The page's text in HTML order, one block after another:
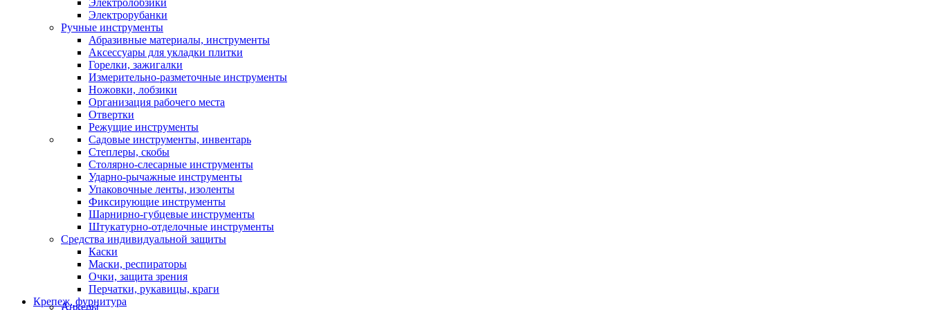
Электрорубанки
Ручные инструменты
Абразивные материалы, инструменты
Аксессуары для укладки плитки
Горелки, зажигалки
Измерительно-разметочные инструменты
Ножовки, лобзики
Организация рабочего места
Отвертки
Режущие инструменты
Садовые инструменты, инвентарь
Степлеры, скобы
Столярно-слесарные инструменты
Ударно-рычажные инструменты
Упаковочные ленты, изоленты
Фиксирующие инструменты
Шарнирно-губцевые инструменты
Штукатурно-отделочные инструменты
Средства индивидуальной защиты
Каски
Маски, респираторы
Очки, защита зрения
Перчатки, рукавицы, краги
Крепеж, фурнитура
Анкеры